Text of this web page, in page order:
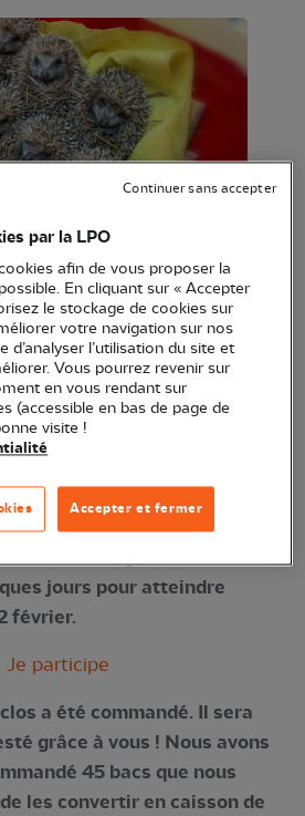
en soins - CRSFS LPO PACA
la campagne de
du Centre régional de
sauvage de Buoux a déjà
avec plus de 7 190€ de
autant de preuves de
que l'on reçoit. Un
meilleures conditions
aux hérissons d’Europe pris en
jours pour atteindre
février.
Je participe
a été commandé. Il sera
grâce à vous ! Nous avons
45 bacs que nous
les convertir en caisson de
par la LPO
afin de vous proposer la
En cliquant sur « Accepter
le stockage de cookies sur
votre navigation sur nos
d’analyser l’utilisation du site et
Vous pourrez revenir sur
en vous rendant sur
(accessible en bas de page de
visite !
Accepter et fermer
Continuer sans accepter